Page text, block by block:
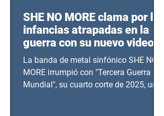
SHE NO MORE clama por las
infancias atrapadas en la
guerra con su nuevo video
TERCERA GUERRA
MUNDIAL
La banda de metal sinfónico SHE NO
MORE irrumpió con "Tercera Guerra
Mundial", su cuarto corte de 2025, un